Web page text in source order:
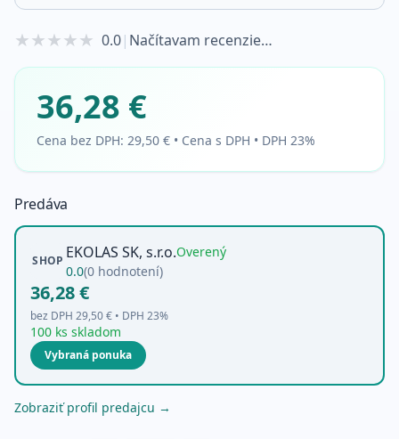
★★★★★ 0.0| Načítavam recenzie…
36,28 €
Cena bez DPH: 29,50 € • Cena s DPH • DPH 23%
Predáva
SHOP EKOLAS SK, s.r.o.Overený
0.0(0 hodnotení)
36,28 €
bez DPH 29,50 € • DPH 23%
100 ks skladom
Vybraná ponuka
Zobraziť profil predajcu →